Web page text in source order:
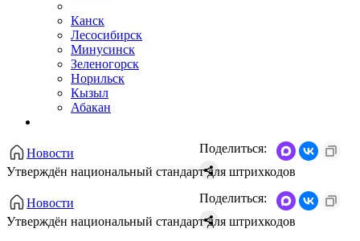
Канск
Лесосибирск
Минусинск
Зеленогорск
Норильск
Кызыл
Абакан
Новости
Утверждён национальный стандарт для штрихкодов
Поделиться:
Новости
Утверждён национальный стандарт для штрихкодов
Поделиться: